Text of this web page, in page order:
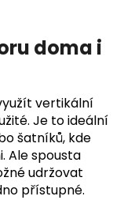
doma i
vertikální
Je to ideální
šatníků, kde
Ale spousta
udržovat
přístupné.